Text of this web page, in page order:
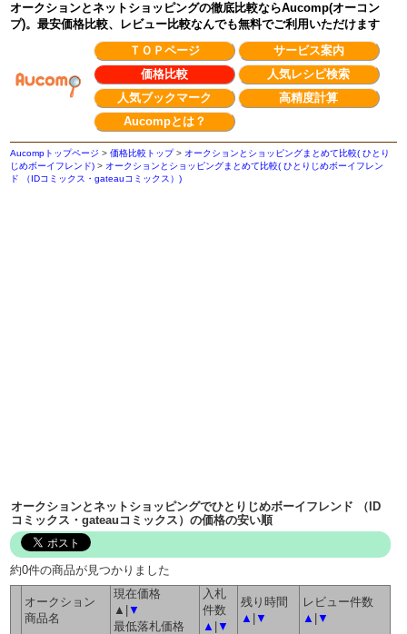
オークションとネットショッピングの徹底比較ならAucomp(オーコン
プ)。最安価格比較、レビュー比較なんでも無料でご利用いただけます
ＴＯＰページ
サービス案内
価格比較
人気レシピ検索
人気ブックマーク
高精度計算
Aucompとは？
Aucompトップページ >価格比較トップ> オークションとショッピングまとめて比較( ひとり
じめボーイフレンド) > オークションとショッピングまとめて比較( ひとりじめボーイフレン
ド （IDコミックス・gateauコミックス）)
オークションとネットショッピングでひとりじめボーイフレンド （ID
コミックス・gateauコミックス）の価格の安い順
約0件の商品が見つかりました
オークション
商品名
現在価格
▲|▼
最低落札価格
入札
件数
▲ |▼
残り時間
▲ |▼
レビュー件数
▲ |▼